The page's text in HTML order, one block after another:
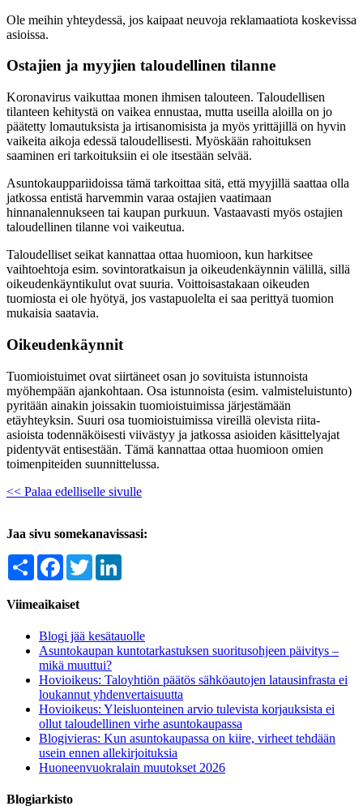
Ole meihin yhteydessä, jos kaipaat neuvoja reklamaatiota koskevissa
asioissa.
Ostajien ja myyjien taloudellinen tilanne
Koronavirus vaikuttaa monen ihmisen talouteen. Taloudellisen
tilanteen kehitystä on vaikea ennustaa, mutta useilla aloilla on jo
päätetty lomautuksista ja irtisanomisista ja myös yrittäjillä on hyvin
vaikeita aikoja edessä taloudellisesti. Myöskään rahoituksen
saaminen eri tarkoituksiin ei ole itsestään selvää.
Asuntokauppariidoissa tämä tarkoittaa sitä, että myyjillä saattaa olla
jatkossa entistä harvemmin varaa ostajien vaatimaan
hinnanalennukseen tai kaupan purkuun. Vastaavasti myös ostajien
taloudellinen tilanne voi vaikeutua.
Taloudelliset seikat kannattaa ottaa huomioon, kun harkitsee
vaihtoehtoja esim. sovintoratkaisun ja oikeudenkäynnin välillä, sillä
oikeudenkäyntikulut ovat suuria. Voittoisastakaan oikeuden
tuomiosta ei ole hyötyä, jos vastapuolelta ei saa perittyä tuomion
mukaisia saatavia.
Oikeudenkäynnit
Tuomioistuimet ovat siirtäneet osan jo sovituista istunnoista
myöhempään ajankohtaan. Osa istunnoista (esim. valmisteluistunto)
pyritään ainakin joissakin tuomioistuimissa järjestämään
etäyhteyksin. Suuri osa tuomioistuimissa vireillä olevista riita-
asioista todennäköisesti viivästyy ja jatkossa asioiden käsittelyajat
pidentyvät entisestään. Tämä kannattaa ottaa huomioon omien
toimenpiteiden suunnittelussa.
<< Palaa edelliselle sivulle
Jaa sivu somekanavissasi:
Share FacebookTwitter
Viimeaikaiset
Blogi jää kesätauolle
Asuntokaupan kuntotarkastuksen suoritusohjeen päivitys –
mikä muuttui?
Hovioikeus: Taloyhtiön päätös sähköautojen latausinfrasta ei
loukannut yhdenvertaisuutta
Hovioikeus: Yleisluonteinen arvio tulevista korjauksista ei
ollut taloudellinen virhe asuntokaupassa
Blogivieras: Kun asuntokaupassa on kiire, virheet tehdään
usein ennen allekirjoituksia
Huoneenvuokralain muutokset 2026
Blogiarkisto